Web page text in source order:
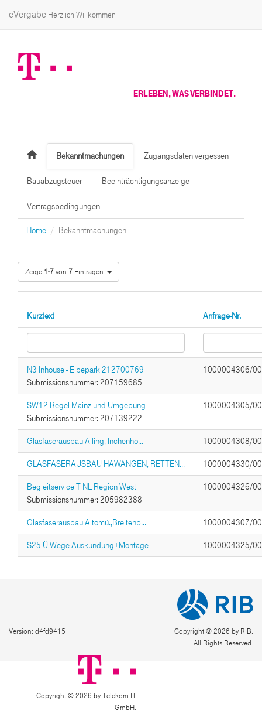
eVergabe Herzlich Willkommen
ERLEBEN, WAS VERBINDET.
Bekanntmachungen Zugangsdaten vergessen
Bauabzugsteuer Beeinträchtigungsanzeige
Vertragsbedingungen
Home Bekanntmachungen
Zeige 1-7von 7 Einträgen.
Kurztext Anfrage-Nr.
N3 Inhouse - Elbepark 212700769
Submissionsnummer: 207159685
1000004306/
SW12 Regel Mainz und Umgebung
Submissionsnummer: 207139222
1000004305/
Glasfaserausbau Alling, Inchenho... 1000004308/
GLASFASERAUSBAU HAWANGEN, RETTEN... 1000004330/
Begleitservice T NL Region West
Submissionsnummer: 205982388
1000004326/
Glasfaserausbau Altomü.,Breitenb... 1000004307/
S25 Ü-Wege Auskundung+Montage 1000004325/
Version: d4fd9415
Copyright © 2026 by RIB.
All Rights Reserved.
Copyright © 2026 by Telekom IT
GmbH.